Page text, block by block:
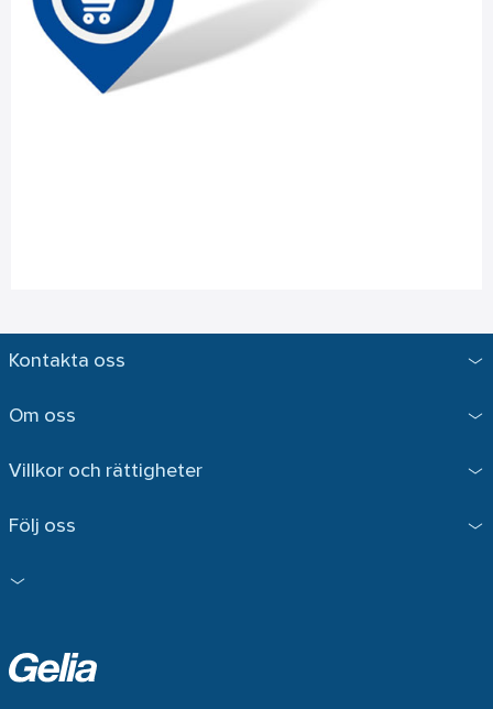
Kontakta oss
Om oss
Villkor och rättigheter
Följ oss